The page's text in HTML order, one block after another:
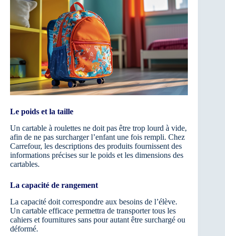
Le poids et la taille
Un cartable à roulettes ne doit pas être trop lourd à vide,
afin de ne pas surcharger l’enfant une fois rempli. Chez
Carrefour, les descriptions des produits fournissent des
informations précises sur le poids et les dimensions des
cartables.
La capacité de rangement
La capacité doit correspondre aux besoins de l’élève.
Un cartable efficace permettra de transporter tous les
cahiers et fournitures sans pour autant être surchargé ou
déformé.